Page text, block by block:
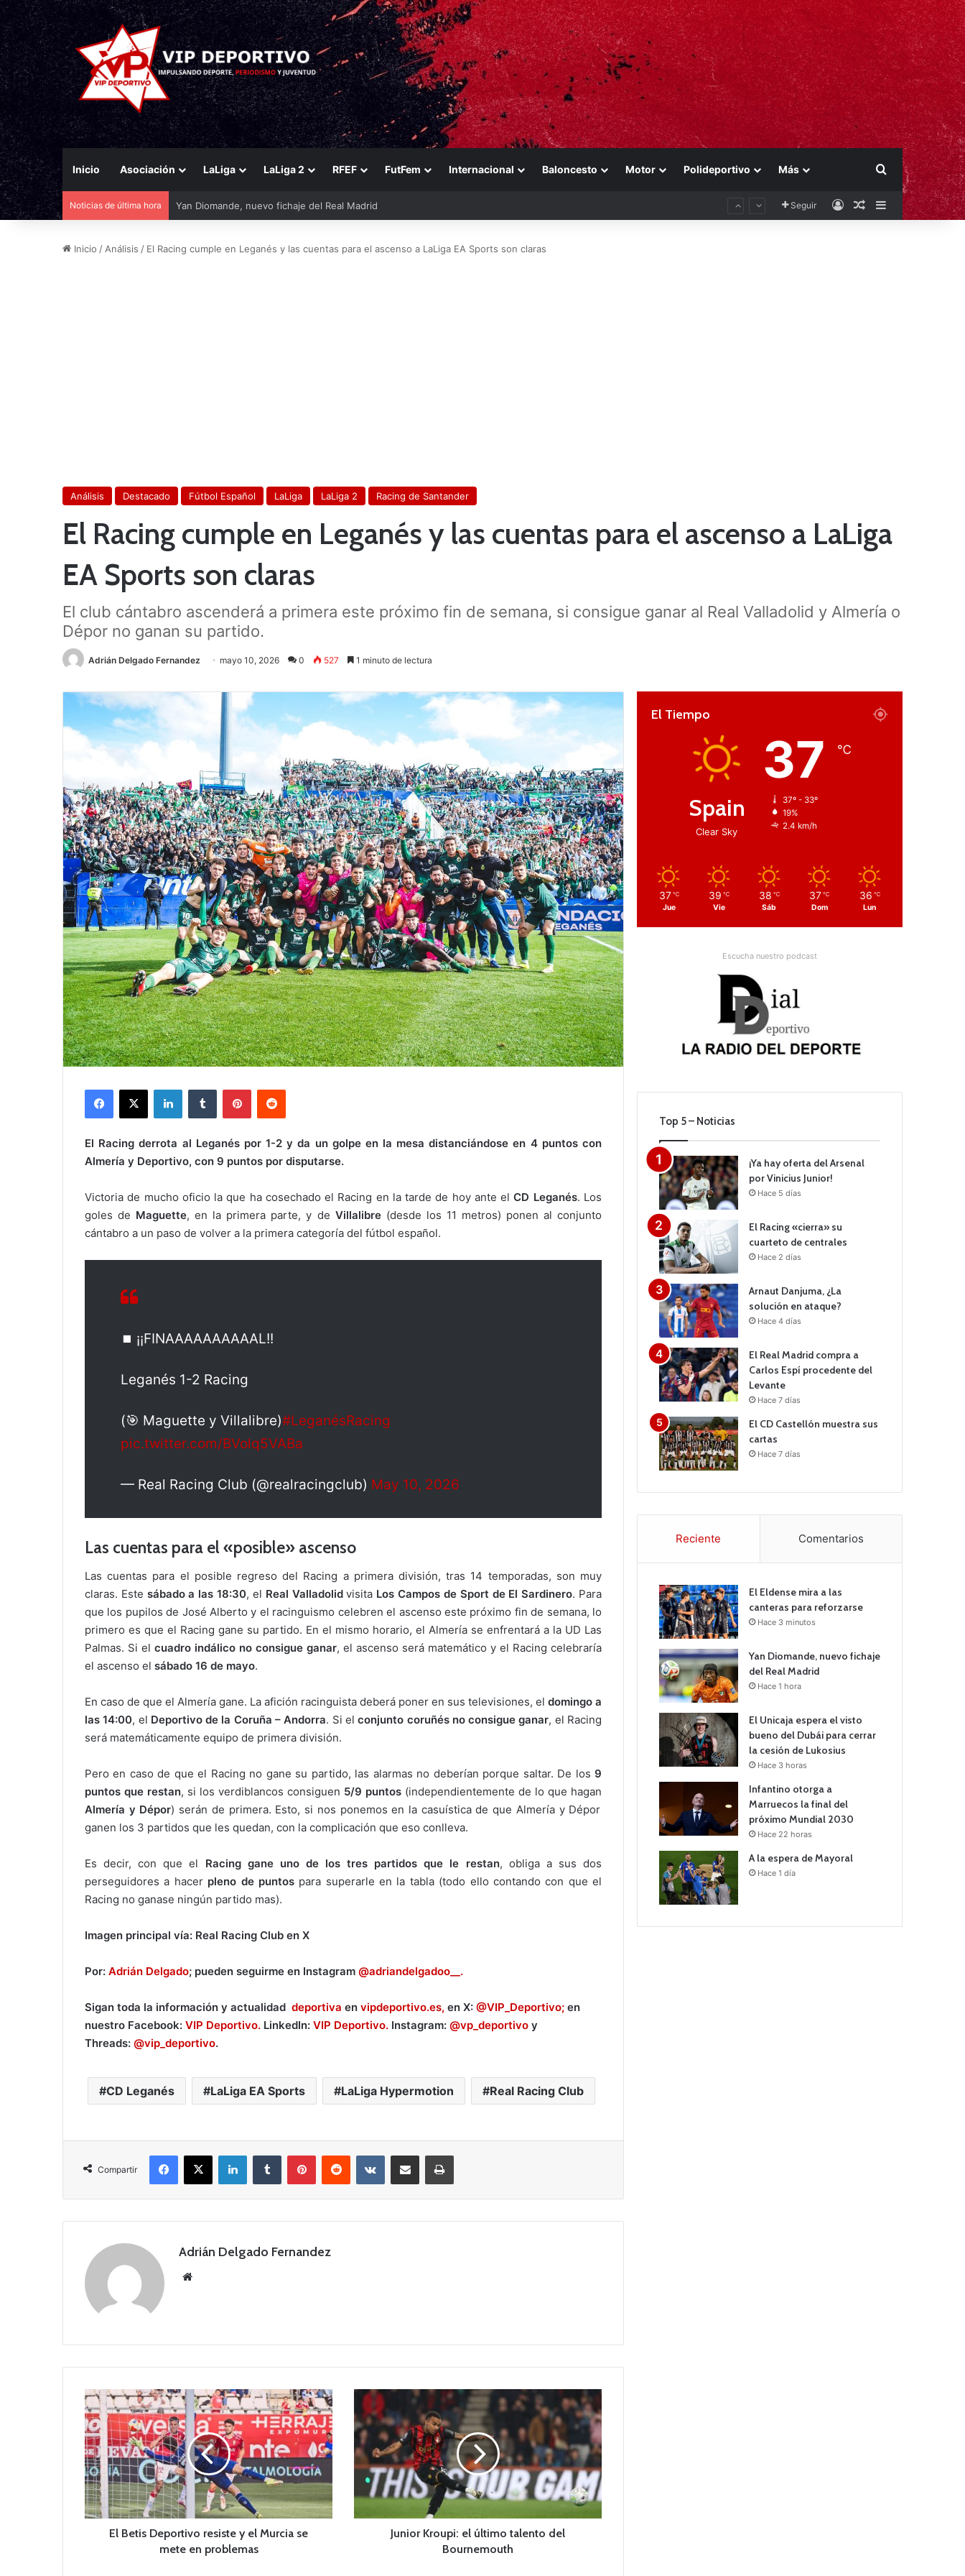
Inicio Asociación LaLiga LaLiga 2 RFEF FutFem Internacional Baloncesto Motor Polideportivo Más Buscar por
Noticias de última hora El Unicaja espera el visto bueno del Dubái para cerrar la cesión de Lukosius Seguir AccesoPublicación al
Barra lateral
Inicio / Análisis / El Racing cumple en Leganés y las cuentas para el ascenso a LaLiga EA Sports son claras
Análisis Destacado Fútbol Español LaLiga LaLiga 2 Racing de Santander
El Racing cumple en Leganés y las cuentas para el ascenso a LaLiga
EA Sports son claras
El club cántabro ascenderá a primera este próximo fin de semana, si consigue ganar al Real Valladolid y Almería o
Dépor no ganan su partido.
Adrián Delgado Fernandez mayo 10, 2026 0 527 1 minuto de lectura
El Racing derrota al Leganés por 1-2 y da un golpe en la mesa distanciándose en 4 puntos con
Almería y Deportivo, con 9 puntos por disputarse.
Victoria de mucho oficio la que ha cosechado el Racing en la tarde de hoy ante elCD Leganés. Los
goles de Maguette, en la primera parte, y de Villalibre(desde los 11 metros) ponen al conjunto
cántabro a un paso de volver a la primera categoría del fútbol español.
⏹️ ¡¡FINAAAAAAAAAAL!!
Leganés 1-2 Racing
(🎯 Maguette y Villalibre)#LeganésRacing
pic.twitter.com/BVolq5VABa
— Real Racing Club (@realracingclub) May 10, 2026
Las cuentas para el «posible» ascenso
Las cuentas para el posible regreso del Racing a primera división, tras 14 temporadas, son muy
claras. Este sábado a las 18:30, el Real Valladolidvisita Los Campos de Sport de El Sardinero. Para
que los pupilos de José Alberto y el racinguismo celebren el ascenso este próximo fin de semana, lo
primero es que el Racing gane su partido. En el mismo horario, el Almería se enfrentará a la UD Las
Palmas. Si el cuadro indálico no consigue ganar, el ascenso será matemático y el Racing celebraría
el ascenso el sábado 16 de mayo.
En caso de que el Almería gane. La afición racinguista deberá poner en sus televisiones, el domingo a
las 14:00, el Deportivo de la Coruña – Andorra. Si elconjunto coruñés no consigue ganar, el Racing
será matemáticamente equipo de primera división.
Pero en caso de que el Racing no gane su partido, las alarmas no deberían porque saltar. De los 9
puntos que restan, si los verdiblancos consiguen 5/9 puntos (independientemente de lo que hagan
Almería y Dépor) serán de primera. Esto, si nos ponemos en la casuística de que Almería y Dépor
ganen los 3 partidos que les quedan, con la complicación que eso conlleva.
Es decir, con que el Racing gane uno de los tres partidos que le restan, obliga a sus dos
perseguidores a hacer pleno de puntospara superarle en la tabla (todo ello contando con que el
Racing no ganase ningún partido mas).
Imagen principal vía: Real Racing Club en X
Por: Adrián Delgado; pueden seguirme en Instagram @adriandelgadoo__.
Sigan toda la información y actualidad deportiva en vipdeportivo.es, en X: @VIP_Deportivo; en
nuestro Facebook: VIP Deportivo. LinkedIn: VIP Deportivo. Instagram: @vp_deportivo y
Threads: @vip_deportivo.
CD Leganés LaLiga EA Sports LaLiga Hypermotion Real Racing Club
Compartir
Adrián Delgado Fernandez
E
l
B
e
t
i
s
D
e
El Betis Deportivo resiste y el Murcia se
mete en problemas
u
n
o
r
r
o
Junior Kroupi: el último talento del
Bournemouth
El Tiempo
Spain
Clear Sky
37 ℃
37º - 33º
19%
2.4 km/h
37 ℃
Jue
39 ℃
Vie
38 ℃
Sáb
37 ℃
Dom
36 ℃
Lun
Escucha nuestro podcast
Top 5 – Noticias
¡Ya hay oferta del Arsenal
por Vinicius Junior!
Hace 5 días
El Racing «cierra» su
cuarteto de centrales
Hace 2 días
Arnaut Danjuma, ¿La
solución en ataque?
Hace 4 días
El Real Madrid compra a
Carlos Espí procedente del
Levante
Hace 7 días
El CD Castellón muestra sus
cartas
Hace 7 días
Reciente Comentarios
El Eldense mira a las
canteras para reforzarse
Hace 3 minutos
Yan Diomande, nuevo fichaje
del Real Madrid
Hace 1 hora
El Unicaja espera el visto
bueno del Dubái para cerrar
la cesión de Lukosius
Hace 3 horas
Infantino otorga a
Marruecos la final del
próximo Mundial 2030
Hace 22 horas
A la espera de Mayoral
Hace 1 día